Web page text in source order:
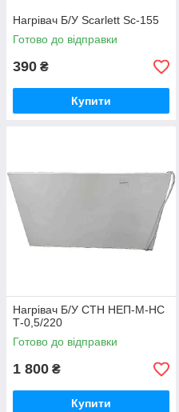
Нагрівач Б/У Scarlett Sc-155
Готово до відправки
390 ₴
Купити
Нагрівач Б/У СТН НЕП-М-НС
Т-0,5/220
Готово до відправки
1 800 ₴
Купити